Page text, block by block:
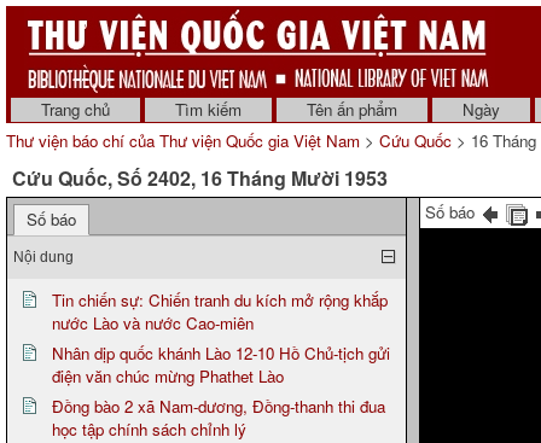
Trang chủ Tìm kiếm Tên ấn phẩm
Ngày
Thư viện báo chí của Thư viện Quốc gia Việt Nam > Cứu Quốc > 16
Cứu Quốc, Số 2402, 16 Tháng Mười 1953
Số báo
Nội dung
Tin chiến sự: Chiến tranh du kích mở rộng khắp
nước Lào và nước Cao-miên
Nhân dịp quốc khánh Lào 12-10 Hồ Chủ-tịch gửi
điện văn chúc mừng Phathet Lào
Đồng bào 2 xã Nam-dương, Đồng-thanh thi đua
học tập chính sách chỉnh lý
Số báo